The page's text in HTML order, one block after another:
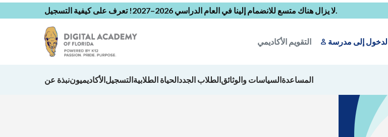
لا يزال هناك متسع للانضمام إلينا في العام الدراسي 2026–2027! تعرف على كيفية التسجيل .
التقويم الأكاديمي
نبذة عنالأكاديميونالتسجيلالحياة الطلابيةالطلاب الجددالسياسات والوثائقالمساعدة